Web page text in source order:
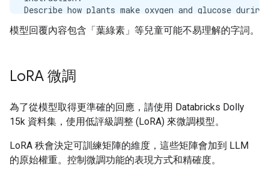
Describe how plants make oxygen and glucose
Response:
Instruction:
How does photosynthesis occur in the cells of a
Response:
模型回覆內容包含「葉綠素」等兒童可能不易理解的字詞。
LoRA 微調
為了從模型取得更準確的回應，請使用 Databricks Dolly
15k 資料集，使用低評級調整 (LoRA) 來微調模型。
LoRA 秩會決定可訓練矩陣的維度，這些矩陣會加到 LLM
的原始權重。控制微調功能的表現方式和精確度。